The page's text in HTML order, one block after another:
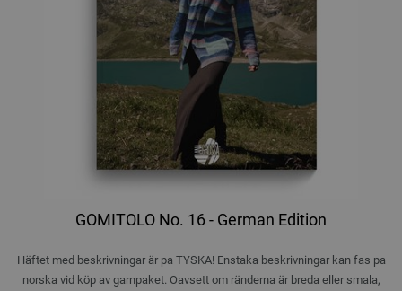
GOMITOLO No. 16 - German Edition
Häftet med beskrivningar är pa TYSKA! Enstaka beskrivningar kan fas pa
norska vid köp av garnpaket. Oavsett om ränderna är breda eller smala,